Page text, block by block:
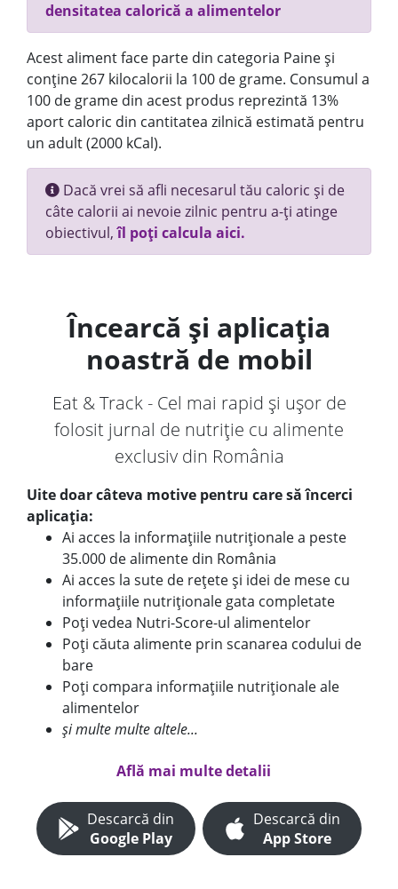
densitatea calorică a alimentelor
Acest aliment face parte din categoria Paine și
conține 267 kilocalorii la 100 de grame. Consumul a
100 de grame din acest produs reprezintă 13%
aport caloric din cantitatea zilnică estimată pentru
un adult (2000 kCal).
Dacă vrei să afli necesarul tău caloric și de
câte calorii ai nevoie zilnic pentru a-ți atinge
obiectivul,îl poți calcula aici.
Încearcă și aplicația
noastră de mobil
Eat & Track - Cel mai rapid și ușor de
folosit jurnal de nutriție cu alimente
exclusiv din România
Uite doar câteva motive pentru care să încerci
aplicația:
Ai acces la informațiile nutriționale a peste
35.000 de alimente din România
Ai acces la sute de rețete și idei de mese cu
informațiile nutriționale gata completate
Poți vedea Nutri-Score-ul alimentelor
Poți căuta alimente prin scanarea codului de
bare
Poți compara informațiile nutriționale ale
alimentelor
și multe multe altele...
Află mai multe detalii
Descarcă din
Google Play
Descarcă din
App Store